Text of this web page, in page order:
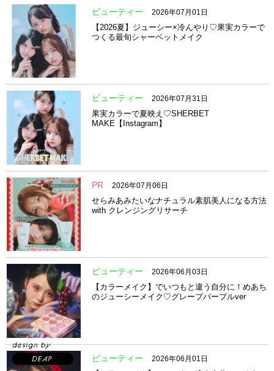
ビューティー 2026年07月01日
【2026夏】ジューシー×冷んやり♡果実カラーで
つくる最旬シャーベットメイク
ビューティー 2026年07月31日
果実カラーで夏映え♡SHERBET
MAKE【Instagram】
PR 2026年07月06日
せらみあみたいなナチュラル素肌美人になる方法
with クレンジングリサーチ
ビューティー 2026年06月03日
【カラーメイク】でいつもと違う自分に！めあち
のジューシーメイク♡グレープパープルver
ビューティー 2026年06月01日